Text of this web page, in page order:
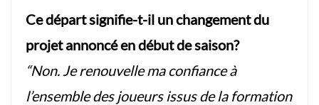
Ce départ signifie-t-il un changement du
projet annoncé en début de saison?
“Non. Je renouvelle ma confiance à
l’ensemble des joueurs issus de la formation